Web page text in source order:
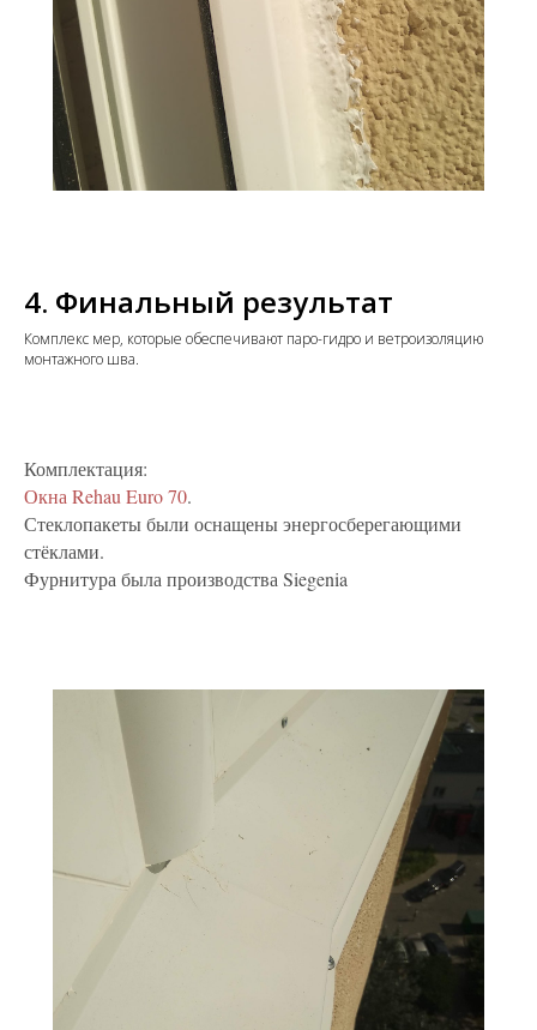
4. Финальный результат
Комплекс мер, которые обеспечивают паро-гидро и ветроизоляцию
монтажного шва.
Комплектация:
Окна Rehau Euro 70.
Стеклопакеты были оснащены энергосберегающими
стёклами.
Фурнитура была производства Siegenia